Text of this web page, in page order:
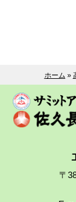
ホーム »
〒